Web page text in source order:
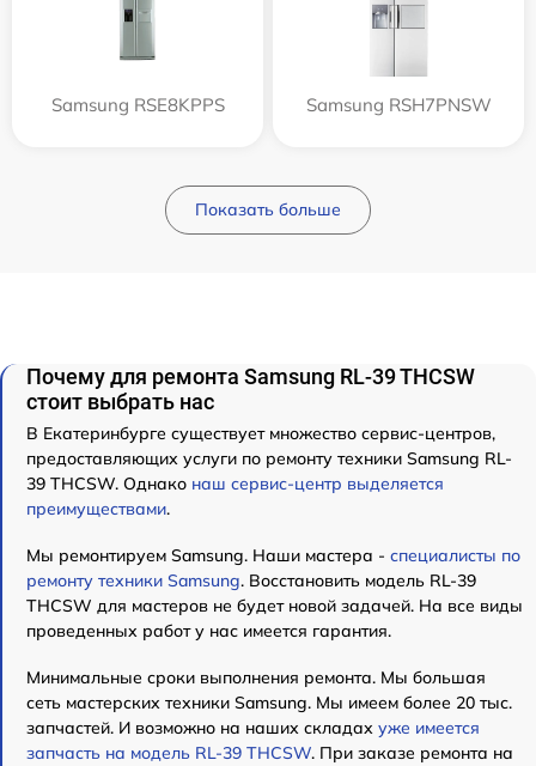
Samsung RSE8KPPS Samsung RSH7PNSW
Показать больше
Почему для ремонта Samsung RL-39 THCSW
стоит выбрать нас
В Екатеринбурге существует множество сервис-центров,
предоставляющих услуги по ремонту техники Samsung RL-
39 THCSW. Однако наш сервис-центр выделяется
преимуществами.
Мы ремонтируем Samsung. Наши мастера - специалисты по
ремонту техники Samsung. Восстановить модель RL-39
THCSW для мастеров не будет новой задачей. На все виды
проведенных работ у нас имеется гарантия.
Минимальные сроки выполнения ремонта. Мы большая
сеть мастерских техники Samsung. Мы имеем более 20 тыс.
запчастей. И возможно на наших складах уже имеется
запчасть на модель RL-39 THCSW. При заказе ремонта на